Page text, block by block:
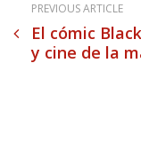
PREVIOUS ARTICLE
El cómic
y cine de la